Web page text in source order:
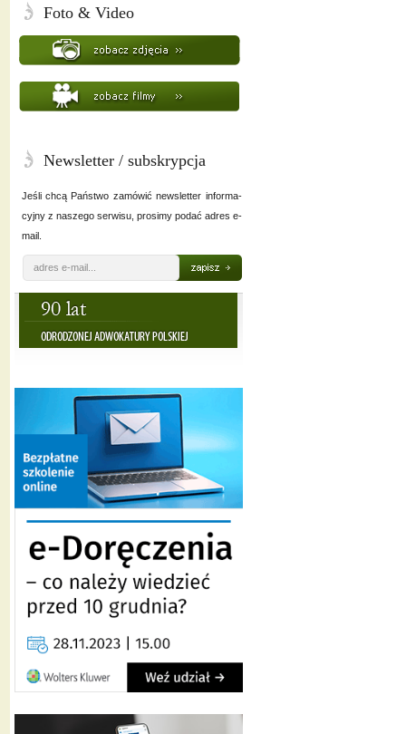
Foto & Video
Newsletter / subskrypcja
Jeśli chcą Państwo zamówić newsletter informa-
cyjny z naszego serwisu, prosimy podać adres e-
mail.